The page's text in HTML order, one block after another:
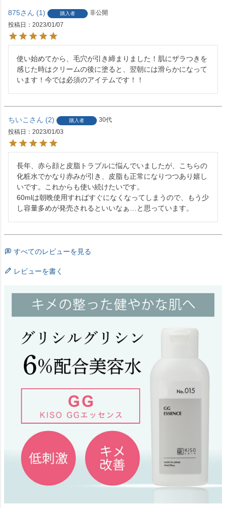
875 1 購入者
非公開
投稿日
2023/01/07
使い始めてから、毛穴が引き締まりました！肌にザラつきを
感じた時はクリームの後に塗ると、翌朝には滑らかになって
います！今では必須のアイテムです！！
ちいこ 2 購入者
30代
投稿日
2023/01/03
長年、赤ら顔と皮脂トラブルに悩んでいましたが、こちらの
化粧水でかなり赤みが引き、皮脂も正常になりつつあり嬉し
いです。これからも使い続けたいです。
60mlは朝晩使用すればすぐになくなってしまうので、もう少
し容量多めが発売されるといいなぁ…と思っています。
すべてのレビューを見る
レビューを書く